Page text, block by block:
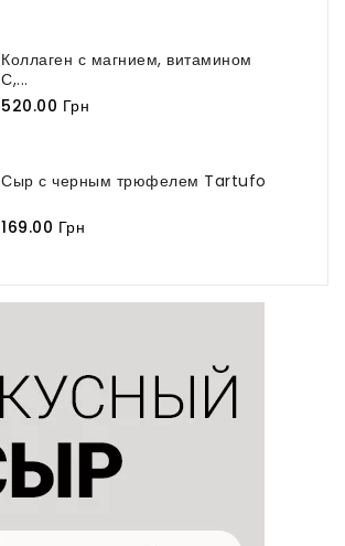
Коллаген с магнием, витамином
С,...
520.00 Грн
Сыр с черным трюфелем Tartufo
169.00 Грн